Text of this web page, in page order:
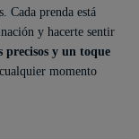
Cada prenda está
y hacerte sentir
precisos y un toque
momento